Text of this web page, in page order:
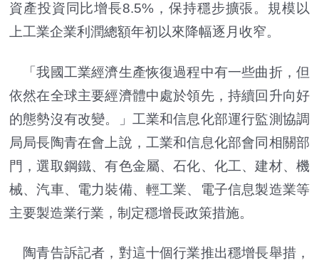
資產投資同比增長8.5%，保持穩步擴張。規模以
上工業企業利潤總額年初以來降幅逐月收窄。
「我國工業經濟生產恢復過程中有一些曲折，但
依然在全球主要經濟體中處於領先，持續回升向好
的態勢沒有改變。」工業和信息化部運行監測協調
局局長陶青在會上說，工業和信息化部會同相關部
門，選取鋼鐵、有色金屬、石化、化工、建材、機
械、汽車、電力裝備、輕工業、電子信息製造業等
主要製造業行業，制定穩增長政策措施。
陶青告訴記者，對這十個行業推出穩增長舉措，